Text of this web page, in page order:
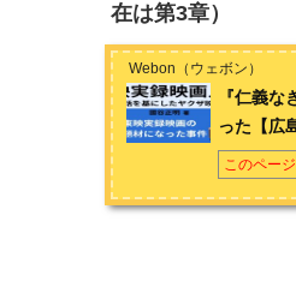
公開年度 作品名
その後の
新・仁義
在は第3章）
Webon（ウェボン）
『仁義
った【広
このペー